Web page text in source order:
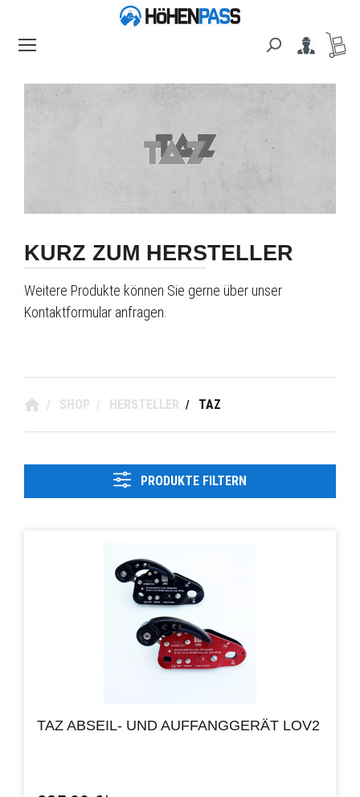
KURZ ZUM HERSTELLER
Weitere Produkte können Sie gerne über unser
Kontaktformular anfragen.
/ SHOP / HERSTELLER / TAZ
PRODUKTE FILTERN
TAZ ABSEIL- UND AUFFANGGERÄT LOV2